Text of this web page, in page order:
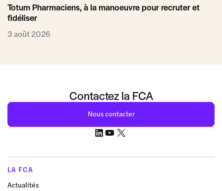
Totum Pharmaciens, à la manoeuvre pour recruter et
fidéliser
3 août 2026
Contactez la FCA
Nous contacter
LA FCA
Actualités